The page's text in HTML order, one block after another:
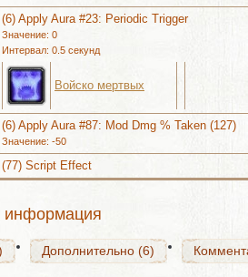
(6) Apply Aura #23: Periodic Trigger
Значение: 0
Интервал: 0.5 секунд
Войско мертвых
(6) Apply Aura #87: Mod Dmg % Taken (127)
Значение: -50
(77) Script Effect
информация
Дополнительно (6)
Дополнительно (6)
Дополнительно (6)